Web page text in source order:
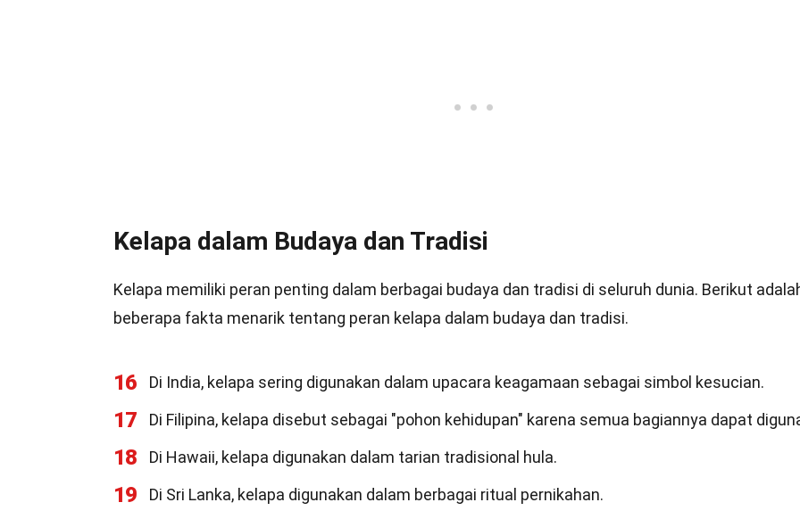
Kelapa dalam Budaya dan Tradisi
Kelapa memiliki peran penting dalam berbagai budaya dan tradisi di seluruh dunia. Berikut
beberapa fakta menarik tentang peran kelapa dalam budaya dan tradisi.
16 Di India, kelapa sering digunakan dalam upacara keagamaan sebagai simbol kesucian.
17 Di Filipina, kelapa disebut sebagai "pohon kehidupan" karena semua bagiannya dapat
18 Di Hawaii, kelapa digunakan dalam tarian tradisional hula.
19 Di Sri Lanka, kelapa digunakan dalam berbagai ritual pernikahan.